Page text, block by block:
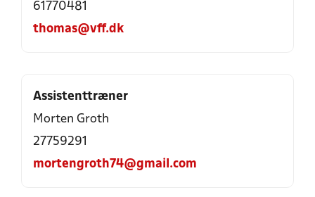
61770481
thomas@vff.dk
Assistenttræner
Morten Groth
27759291
mortengroth74@gmail.com